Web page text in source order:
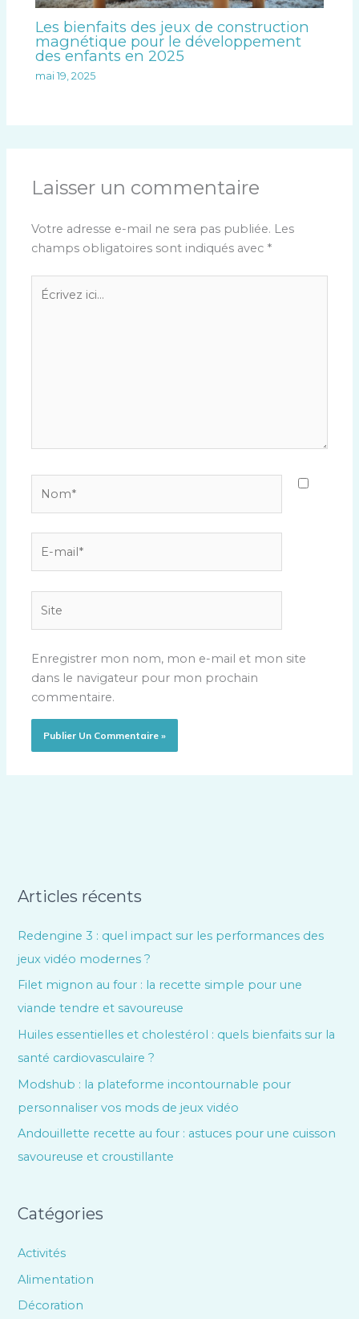
Les bienfaits des jeux de construction
magnétique pour le développement
des enfants en 2025
mai 19, 2025
Laisser un commentaire
Votre adresse e-mail ne sera pas publiée. Les
champs obligatoires sont indiqués avec *
Écrivez
ici…
Enregistrer mon nom, mon e-mail et mon site
dans le navigateur pour mon prochain
commentaire.
Articles récents
Redengine 3 : quel impact sur les performances des
jeux vidéo modernes ?
Filet mignon au four : la recette simple pour une
viande tendre et savoureuse
Huiles essentielles et cholestérol : quels bienfaits sur la
santé cardiovasculaire ?
Modshub : la plateforme incontournable pour
personnaliser vos mods de jeux vidéo
Andouillette recette au four : astuces pour une cuisson
savoureuse et croustillante
Catégories
Activités
Alimentation
Décoration